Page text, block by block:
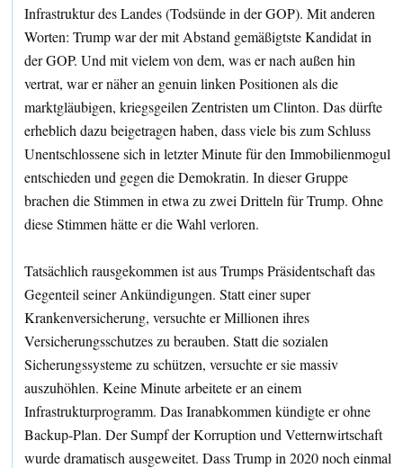
Infrastruktur des Landes (Todsünde in der GOP). Mit anderen
Worten: Trump war der mit Abstand gemäßigtste Kandidat in
der GOP. Und mit vielem von dem, was er nach außen hin
vertrat, war er näher an genuin linken Positionen als die
marktgläubigen, kriegsgeilen Zentristen um Clinton. Das dürfte
erheblich dazu beigetragen haben, dass viele bis zum Schluss
Unentschlossene sich in letzter Minute für den Immobilienmogul
entschieden und gegen die Demokratin. In dieser Gruppe
brachen die Stimmen in etwa zu zwei Dritteln für Trump. Ohne
diese Stimmen hätte er die Wahl verloren.
Tatsächlich rausgekommen ist aus Trumps Präsidentschaft das
Gegenteil seiner Ankündigungen. Statt einer super
Krankenversicherung, versuchte er Millionen ihres
Versicherungsschutzes zu berauben. Statt die sozialen
Sicherungssysteme zu schützen, versuchte er sie massiv
auszuhöhlen. Keine Minute arbeitete er an einem
Infrastrukturprogramm. Das Iranabkommen kündigte er ohne
Backup-Plan. Der Sumpf der Korruption und Vetternwirtschaft
wurde dramatisch ausgeweitet. Dass Trump in 2020 noch einmal